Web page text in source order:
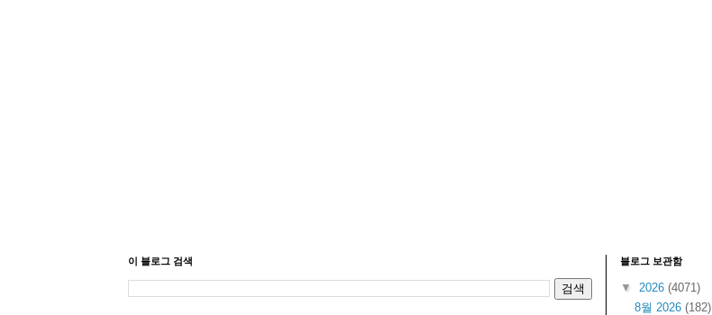
이 블로그 검색 블로그 보관함
▼ 2026 (4071)
8월 2026 (182)